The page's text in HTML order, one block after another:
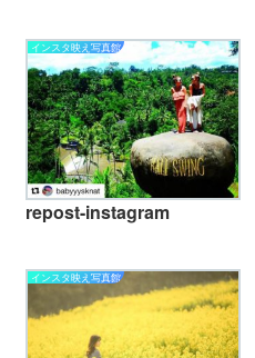
インスタ映え写真館
repost-instagram
インスタ映え写真館